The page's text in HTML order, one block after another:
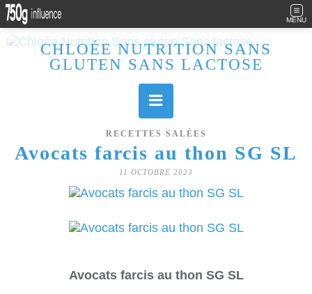
MENU
CHLOÉE NUTRITION SANS
GLUTEN SANS LACTOSE
RECETTES SALÉES
Avocats farcis au thon SG SL
11 OCTOBRE 2023
Avocats farcis au thon SG SL